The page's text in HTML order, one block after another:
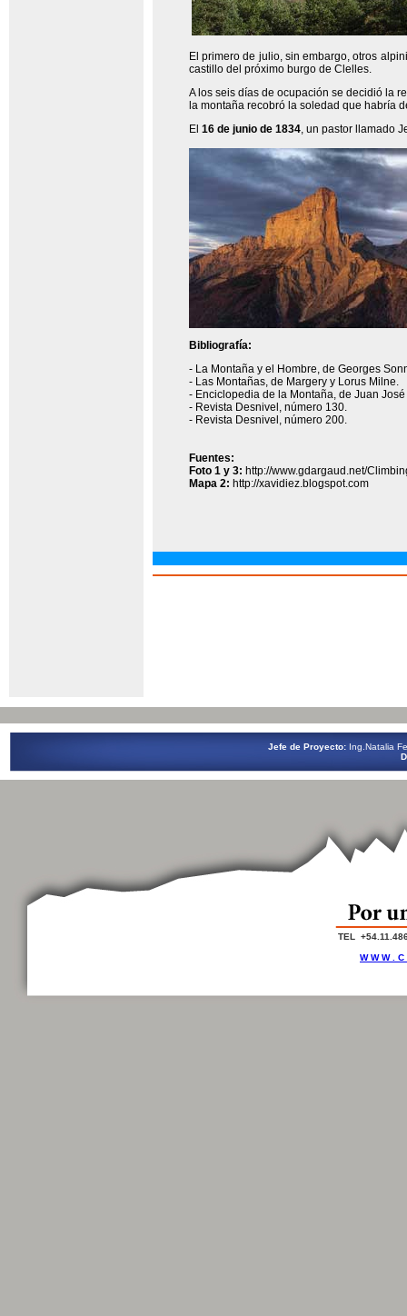
El primero de julio, sin embargo, otros
castillo del próximo burgo de Clelles.
A los seis días de ocupación se decidió la
la montaña recobró la soledad que habría
El 16 de junio de 1834, un pastor llamado
Bibliografía:
- La Montaña y el Hombre, de Georges
- Las Montañas, de Margery y Lorus Milne.
- Enciclopedia de la Montaña, de Juan
- Revista Desnivel, número 130.
- Revista Desnivel, número 200.
Fuentes:
Foto 1 y 3: http://www.gdargaud.net/
Mapa 2: http://xavidiez.blogspot.com
Jefe de Proyecto:Ing.Natalia
TEL
W W W .